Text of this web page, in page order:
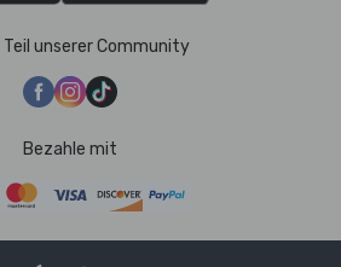
Teil unserer Community
Bezahle mit